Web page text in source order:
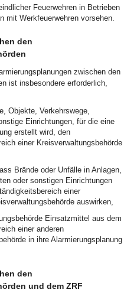
Feuerwehren in Betrieben
mit Werkfeuerwehren vorsehen.
den
zwischen den
ist insbesondere erforderlich,
Objekte, Verkehrswege,
Einrichtungen, für die eine
erstellt wird, den
einer Kreisverwaltungsbehörde
Brände oder Unfälle in Anlagen,
oder sonstigen Einrichtungen
einer
auswirken,
Einsatzmittel aus dem
einer anderen
in ihre Alarmierungsplanung
den
und dem ZRF